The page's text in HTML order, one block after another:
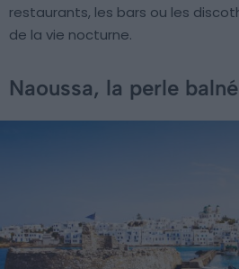
restaurants, les bars ou les
de la vie nocturne.
Naoussa, la perle